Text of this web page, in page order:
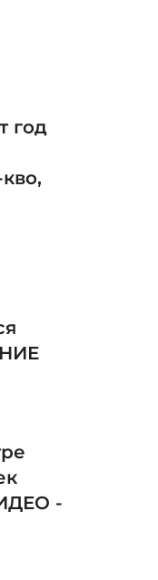
год
-